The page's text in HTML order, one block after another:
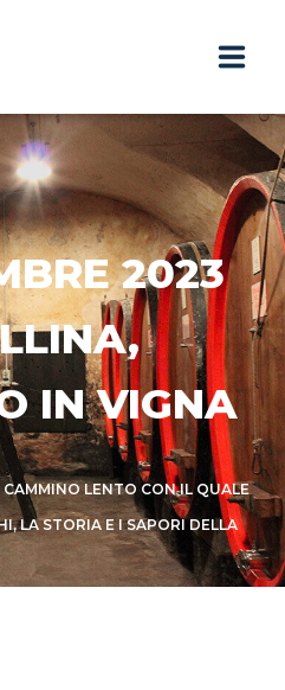
2023
IN VIGNA
CAMMINO LENTO CON IL QUALE
LA STORIA E I SAPORI DELLA